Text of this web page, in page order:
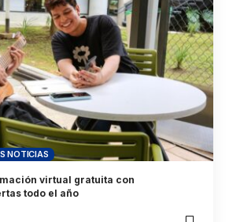
NOTICIAS
virtual gratuita con
todo el año